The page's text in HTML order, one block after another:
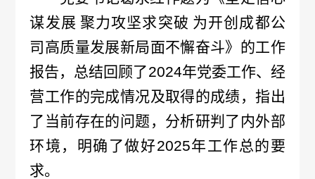
情
况
批
签
发
公
示
信
息
谋发展 聚力攻坚求突破 为开创成都公
司高质量发展新局面不懈奋斗》的工作
报告，总结回顾了2024年党委工作、经
营工作的完成情况及取得的成绩，指出
了当前存在的问题，分析研判了内外部
环境，明确了做好2025年工作总的要
求。